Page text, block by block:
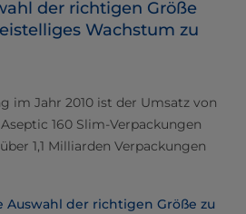
der richtigen Größe
Wachstum zu
im Jahr 2010 ist der Umsatz von
160 Slim-Verpackungen
1,1 Milliarden Verpackungen
Auswahl der richtigen Größe zu